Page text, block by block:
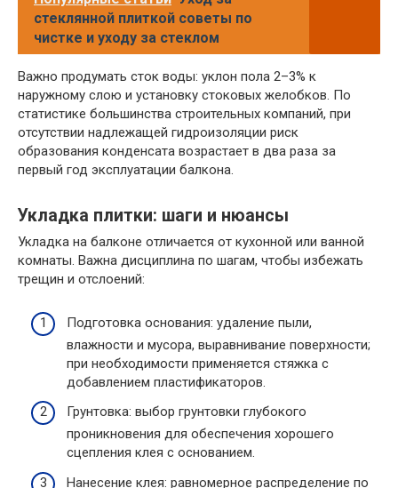
стеклянной плиткой советы по
чистке и уходу за стеклом
Важно продумать сток воды: уклон пола 2–3% к
наружному слою и установку стоковых желобков. По
статистике большинства строительных компаний, при
отсутствии надлежащей гидроизоляции риск
образования конденсата возрастает в два раза за
первый год эксплуатации балкона.
Укладка плитки: шаги и нюансы
Укладка на балконе отличается от кухонной или ванной
комнаты. Важна дисциплина по шагам, чтобы избежать
трещин и отслоений:
Подготовка основания: удаление пыли,
влажности и мусора, выравнивание поверхности;
при необходимости применяется стяжка с
добавлением пластификаторов.
Грунтовка: выбор грунтовки глубокого
проникновения для обеспечения хорошего
сцепления клея с основанием.
Нанесение клея: равномерное распределение по